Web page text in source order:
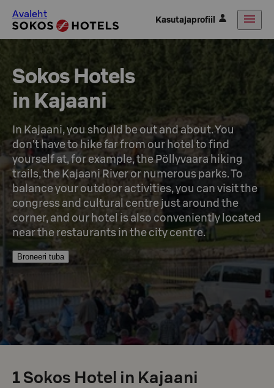
Avaleht Kasutajaprofiil
Sokos Hotels
in Kajaani
In Kajaani, you should be out and about. You
don't have to hike far from our hotel to find
yourself at, for example, the Pöllyvaara hiking
trails, the Kajaani River or numerous parks. To
balance your outdoor activities, you can visit the
congress and cultural centre just around the
corner, and our hotel is also conveniently located
near the restaurants in the city centre.
Broneeri tuba
1Sokos Hotel in Kajaani